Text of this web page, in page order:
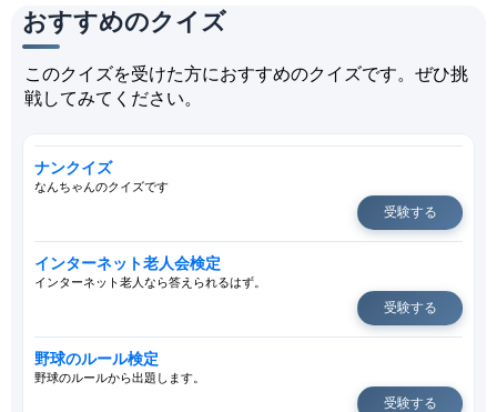
おすすめのクイズ
このクイズを受けた方におすすめのクイズです。ぜひ挑
戦してみてください。
ナンクイズ
なんちゃんのクイズです
受験する
インターネット老人会検定
インターネット老人なら答えられるはず。
受験する
野球のルール検定
野球のルールから出題します。
受験する